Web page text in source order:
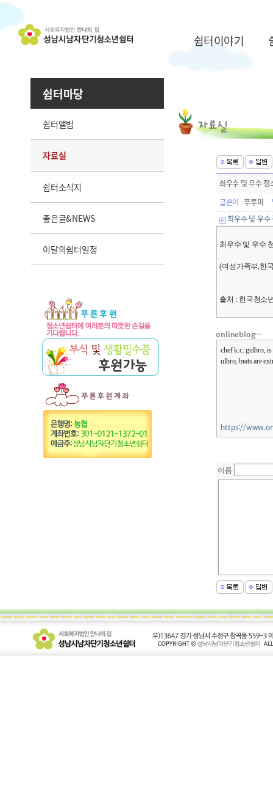
쉼터이야기
쉼터마당
쉼터앨범
자료실
쉼터소식지
좋은글&NEWS
이달의쉼터일정
최우수 및 우수
글쓴이 :푸루미
최우수 및 우
최우수 및 우수
(여성가족부,한
출처 : 한국청소
onlineblog…
chef k.c. gulbro,
ulbro, brats are
https://
이름